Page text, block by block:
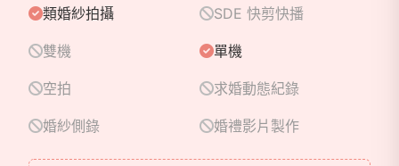
類婚紗拍攝 SDE 快剪快播
雙機 單機
空拍 求婚動態紀錄
婚紗側錄 婚禮影片製作